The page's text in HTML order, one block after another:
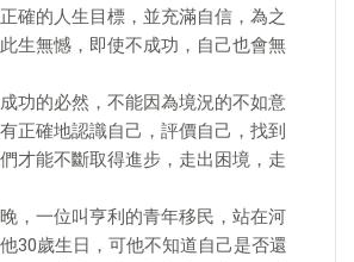
確的人生目標，並充滿自信，為之
生無憾，即使不成功，自己也會無
功的必然，不能因為境況的不如意
正確地認識自己，評價自己，找到
才能不斷取得進步，走出困境，走
，一位叫亨利的青年移民，站在河
30歲生日，可他不知道自己是否還